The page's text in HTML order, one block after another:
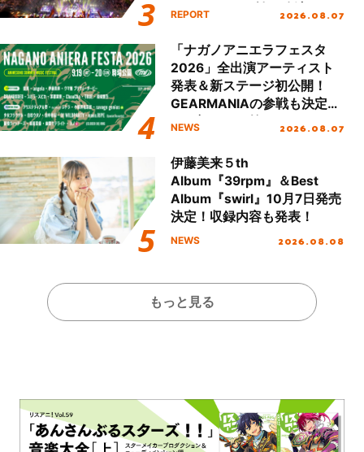
Party Stage／埼玉公演＞”
REPORT 2026.08.07
「ナガノアニエラフェスタ
2026」全出演アーティスト
発表＆新ステージ初公開！
GEARMANIAの参戦も決定
し、初となる第3ステージの
NEWS 2026.08.07
伊藤美来５th
Album『39rpm』＆Best
Album『swirl』10月7日発売
決定！収録内容も発表！
NEWS 2026.08.08
もっと見る